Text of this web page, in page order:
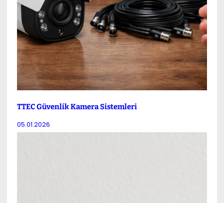
TTEC Güvenlik Kamera Sistemleri
05.01.2026